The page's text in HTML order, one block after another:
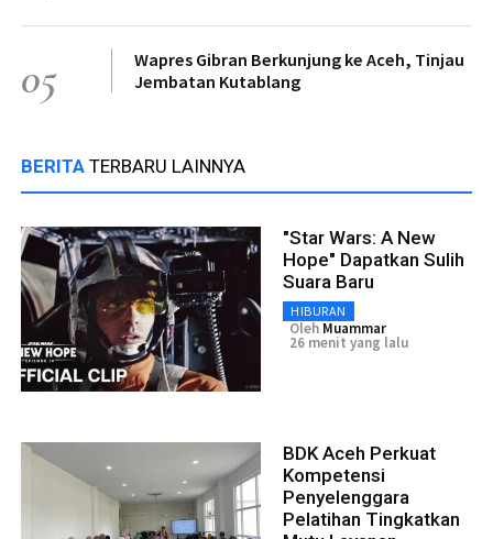
05
Wapres Gibran Berkunjung ke Aceh, Tinjau
Jembatan Kutablang
BERITA TERBARU LAINNYA
"Star Wars: A New
Hope" Dapatkan Sulih
Suara Baru
HIBURAN
Oleh Muammar
26 menit yang lalu
BDK Aceh Perkuat
Kompetensi
Penyelenggara
Pelatihan Tingkatkan